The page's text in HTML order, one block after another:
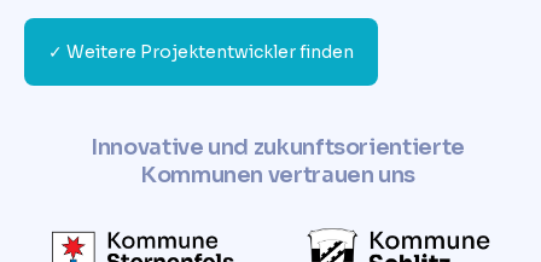
✓ Weitere Projektentwickler finden
Innovative und zukunftsorientierte
Kommunen vertrauen uns